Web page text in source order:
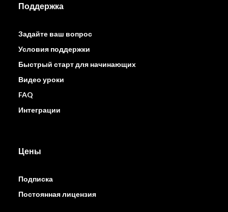
Поддержка
Задайте ваш вопрос
Условия поддержки
Быстрый старт для начинающих
Видео уроки
FAQ
Интеграции
Цены
Подписка
Постоянная лицензия